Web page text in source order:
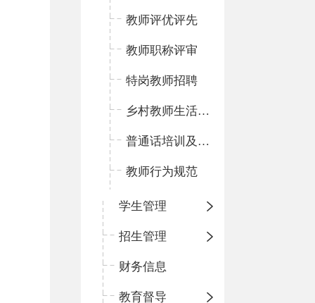
教师评优评先
教师职称评审
特岗教师招聘
乡村教师生活补助
普通话培训及测试
教师行为规范
学生管理
招生管理
财务信息
教育督导